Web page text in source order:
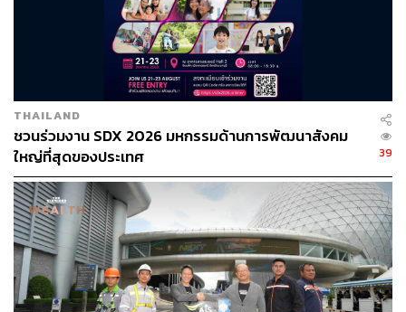
THAILAND
ชวนร่วมงาน SDX 2026 มหกรรมด้านการพัฒนาสังคม
ใหญ่ที่สุดของประเทศ
39